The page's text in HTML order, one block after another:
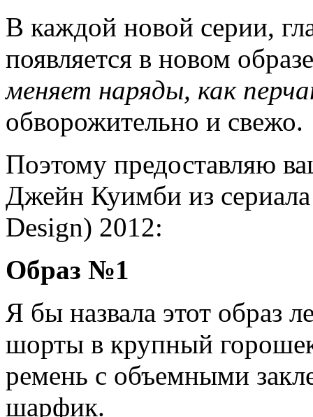
В каждой новой серии,
появляется в новом
меняет наряды, как
обворожительно и свежо.
Поэтому предоставляю
Джейн Куимби из
Design) 2012:
Образ №1
Я бы назвала этот образ
шорты в крупный
ремень с объемными
шарфик.